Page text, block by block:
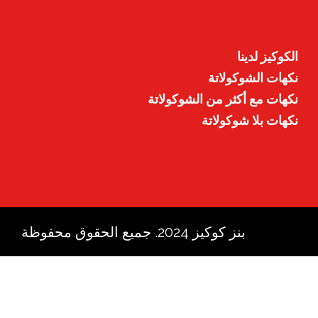
الكوكيز لدينا
نكهات الشوكولاتة
نكهات مع أكثر من الشوكولاتة
نكهات بلا شوكولاتة
بنز كوكيز 2024. جميع الحقوق محفوظة